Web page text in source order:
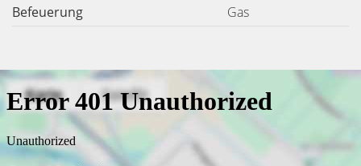
Befeuerung Gas